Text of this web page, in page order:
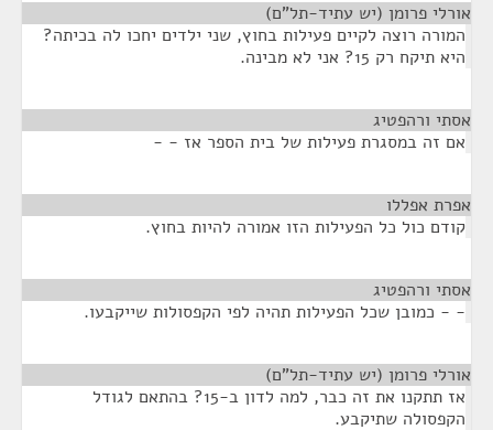
אורלי פרומן (יש עתיד-תל"ם)
המורה רוצה לקיים פעילות בחוץ, שני ילדים יחכו לה בכיתה?
היא תיקח רק 15? אני לא מבינה.
אסתי ורהפטיג
אם זה במסגרת פעילות של בית הספר אז - -
אפרת אפללו
קודם כול כל הפעילות הזו אמורה להיות בחוץ.
אסתי ורהפטיג
- - כמובן שכל הפעילות תהיה לפי הקפסולות שייקבעו.
אורלי פרומן (יש עתיד-תל"ם)
אז תתקנו את זה כבר, למה לדון ב-15? בהתאם לגודל
הקפסולה שתיקבע.